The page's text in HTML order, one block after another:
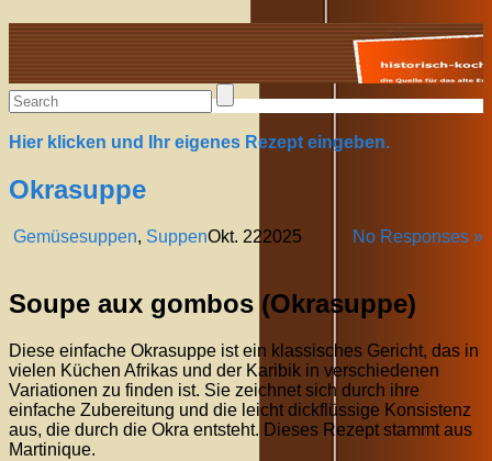
Alte Rezepte online
Hier klicken und Ihr eigenes Rezept eingeben.
Okrasuppe
Gemüsesuppen, Suppen No Responses »
Okt. 222025
Soupe aux gombos (Okrasuppe)
Diese einfache Okrasuppe ist ein klassisches Gericht, das in
vielen Küchen Afrikas und der Karibik in verschiedenen
Variationen zu finden ist. Sie zeichnet sich durch ihre
einfache Zubereitung und die leicht dickflüssige Konsistenz
aus, die durch die Okra entsteht. Dieses Rezept stammt aus
Martinique.